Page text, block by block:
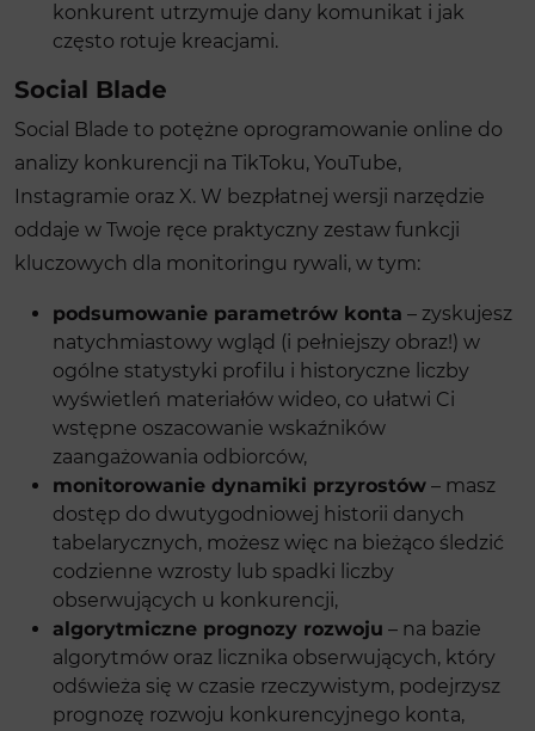
konkurent utrzymuje dany komunikat i jak
często rotuje kreacjami.
Social Blade
Social Blade to potężne oprogramowanie online do
analizy konkurencji na TikToku, YouTube,
Instagramie oraz X. W bezpłatnej wersji narzędzie
oddaje w Twoje ręce praktyczny zestaw funkcji
kluczowych dla monitoringu rywali, w tym:
podsumowanie parametrów konta – zyskujesz
natychmiastowy wgląd (i pełniejszy obraz!) w
ogólne statystyki profilu i historyczne liczby
wyświetleń materiałów wideo, co ułatwi Ci
wstępne oszacowanie wskaźników
zaangażowania odbiorców,
monitorowanie dynamiki przyrostów – masz
dostęp do dwutygodniowej historii danych
tabelarycznych, możesz więc na bieżąco śledzić
codzienne wzrosty lub spadki liczby
obserwujących u konkurencji,
algorytmiczne prognozy rozwoju – na bazie
algorytmów oraz licznika obserwujących, który
odświeża się w czasie rzeczywistym, podejrzysz
prognozę rozwoju konkurencyjnego konta,